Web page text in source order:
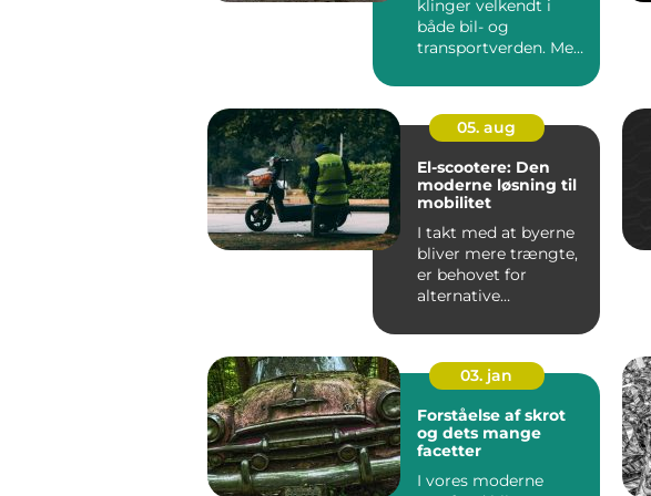
klinger velkendt i
både bil- og
transportverden. Med
05. aug
El-scootere: Den
moderne løsning til
mobilitet
I takt med at byerne
bliver mere trængte,
er behovet for
alternative
blevet es...
03. jan
Forståelse af skrot
og dets mange
facetter
I vores moderne